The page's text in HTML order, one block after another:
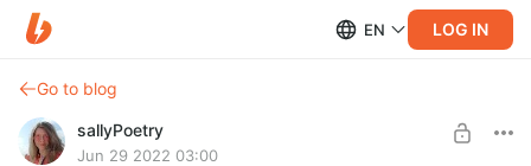
EN LOG IN
Go to blog
sallyPoetry
Jun 29 2022 03:00